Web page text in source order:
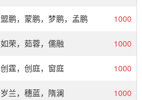
盟鹏，蒙鹏，梦鹏，孟鹏 1000
如荣，茹蓉，儒融 1000
创霆，创庭，窗庭 1000
岁兰，穗蓝，隋澜 1000